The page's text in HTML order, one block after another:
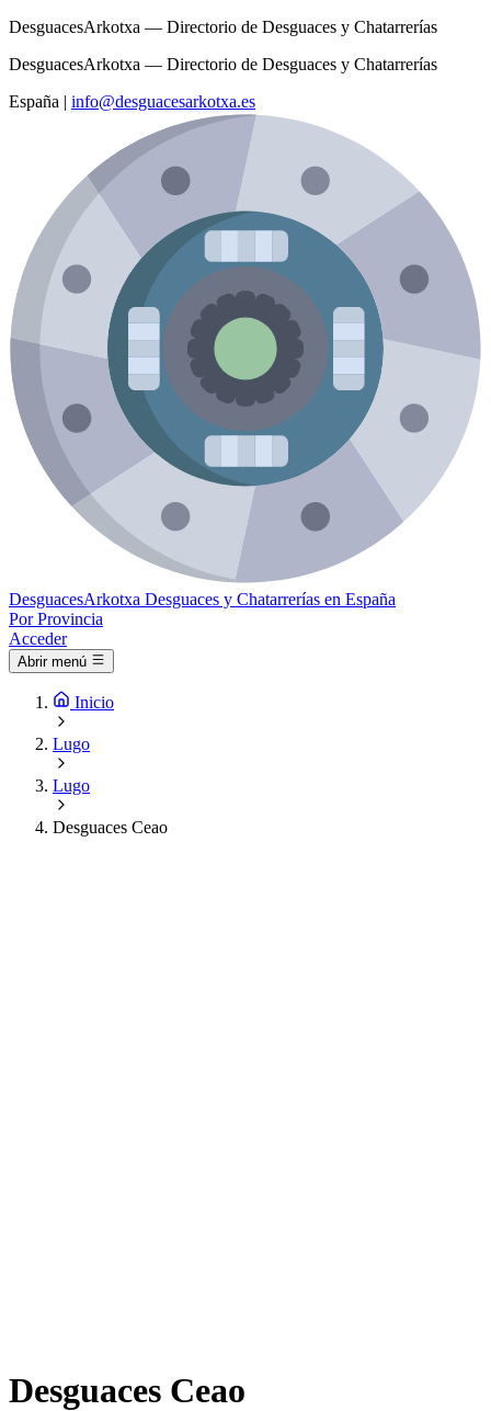
DesguacesArkotxa — Directorio de Desguaces y Chatarrerías
DesguacesArkotxa — Directorio de Desguaces y Chatarrerías
España | info@desguacesarkotxa.es
DesguacesArkotxa Desguaces y Chatarrerías en España
Por Provincia
Acceder
Abrir menú
Inicio
Lugo
Lugo
Desguaces Ceao
Desguaces Ceao